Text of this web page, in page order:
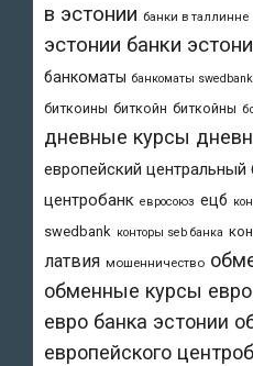
в эстонии банки в таллинне
эстонии банки
банкоматы банкоматы swedbank
биткоины биткойн биткойны
дневные курсы
европейский центральный
центробанк евросоюз ецб
swedbank конторы seb банка
латвия мошенничество
обменные курсы евро
евро банка эстонии
европейского